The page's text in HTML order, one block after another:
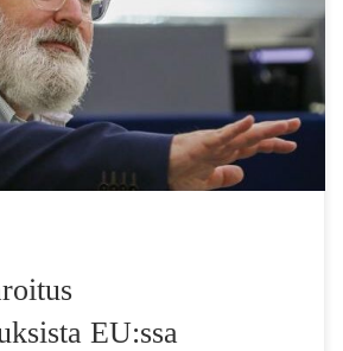
vakava varoitus levottomuuksista
ja ruuasta, jos emme toimi”
on pelkästään alkuviikon aikana […]
EU:ssa